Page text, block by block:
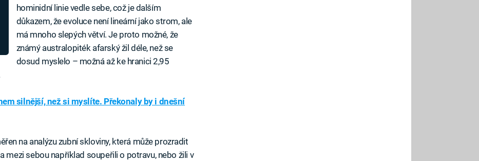
hominidní linie vedle sebe, což je dalším
důkazem, že evoluce není lineární jako strom, ale
má mnoho slepých větví. Je proto možné, že
známý australopiték afarský žil déle, než se
dosud myslelo – možná až ke hranici 2,95
silnější, než si myslíte. Překonaly by i dnešní
na analýzu zubní skloviny, která může prozradit
mezi sebou například soupeřili o potravu, nebo žili v